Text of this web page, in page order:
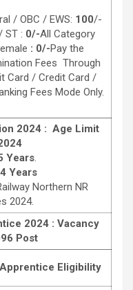
/ OBC / EWS: 100/-
ST : 0/-All Category
: 0/-Pay the
Fees Through
Card / Credit Card /
Fees Mode Only.
2024 : Age Limit
Years.
Years
Northern NR
2024.
2024 : Vacancy
Post
Apprentice Eligibility